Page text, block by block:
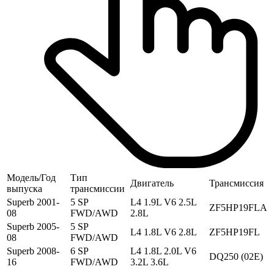
Модель/Год
выпуска
Тип
трансмиссии
Двигатель
Трансмиссия
Superb 2001-
08
5 SP
FWD/AWD
L4 1.9L V6 2.5L
2.8L
ZF5HP19FLA
Superb 2005-
08
5 SP
FWD/AWD
L4 1.8L V6 2.8L
ZF5HP19FL
Superb 2008-
16
6 SP
FWD/AWD
L4 1.8L 2.0L V6
3.2L 3.6L
DQ250 (02E)